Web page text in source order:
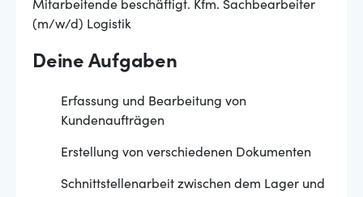
Mitarbeitende beschäftigt. Kfm. Sachbearbeiter
(m/w/d) Logistik
Deine Aufgaben
Erfassung und Bearbeitung von
Kundenaufträgen
Erstellung von verschiedenen Dokumenten
Schnittstellenarbeit zwischen dem Lager und